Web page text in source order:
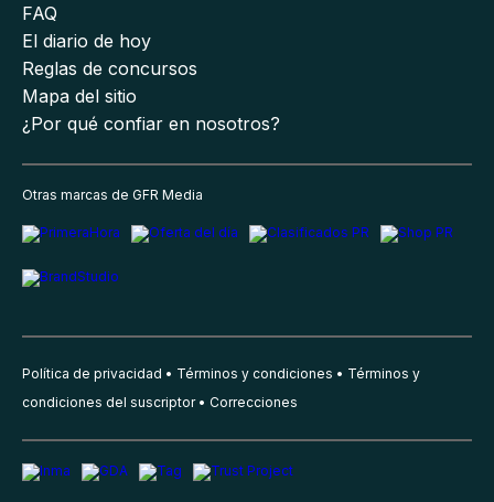
FAQ
El diario de hoy
Reglas de concursos
Mapa del sitio
¿Por qué confiar en nosotros?
Otras marcas de GFR Media
Política de privacidad Términos y condiciones
Términos y
condiciones del suscriptor
Correcciones